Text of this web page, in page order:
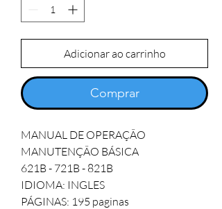
Adicionar ao carrinho
Comprar
MANUAL DE OPERAÇÃO
MANUTENÇÃO BÁSICA
621B - 721B - 821B
IDIOMA: INGLES
PÁGINAS: 195 paginas